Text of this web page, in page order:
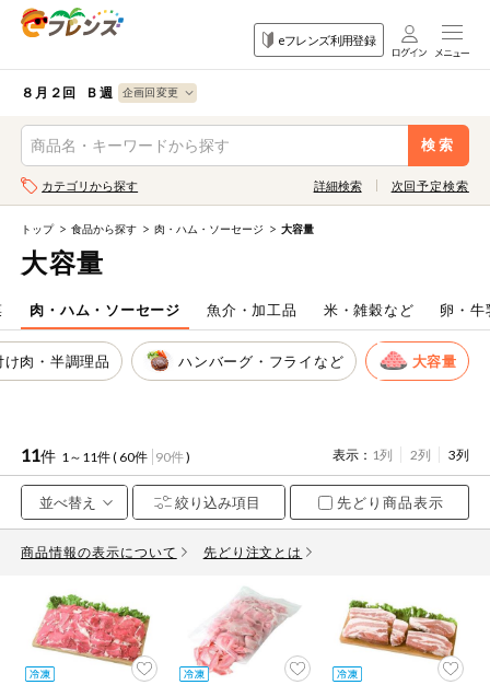
eフレンズ利用登録
ログイン
生協加入はこちら
eフレンズとは
登録から開始まで
注文番号注文
お気に入り注文
注文履歴注文
WEBカタログ
８月２回 Ｂ週
検索
食品
から探す
目的
から探す
果物
野菜
肉・ハム・ソ
ーセージ
魚介・加工品
米・雑穀など
パン・ジャム
豆腐・納豆・
こんにゃく
冷凍食品
果物すべて
カテゴリから探す 詳細検索
検索条件を指定してください。全項目に条件を指定しなくて
も検索できます。
キーワード
キーワードをすべて含む
メーカー名
カテゴリ
特価情報
次回予定検索
トップ 食品から探す 肉・ハム・ソーセージ 大容量
大容量
肉・ハム・ソーセージ 魚介・加工品 米・雑穀など 卵・牛
け肉・半調理品 ハンバーグ・フライなど 大容量
11件 1～11件 ( 60件 90件) 表示： 1列 2列 3列
先どり商品表示
商品情報の表示について 先どり注文とは